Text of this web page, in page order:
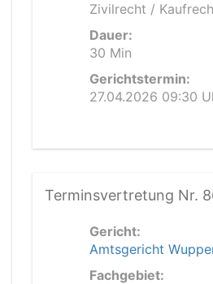
Zivilrecht /
Dauer:
30 Min
Gerichtstermin:
27.04.2026 09:30
Terminsvertretung Nr.
Gericht:
Amtsgericht
Fachgebiet: